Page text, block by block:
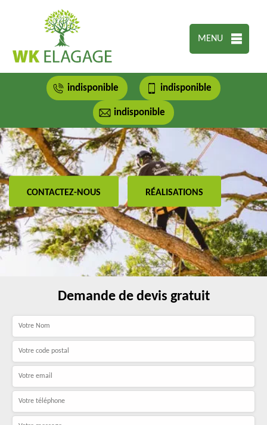
MENU
indisponible indisponible
indisponible
CONTACTEZ-NOUS RÉALISATIONS
Demande de devis gratuit